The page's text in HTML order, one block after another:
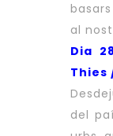
al
Dia
Thies
del